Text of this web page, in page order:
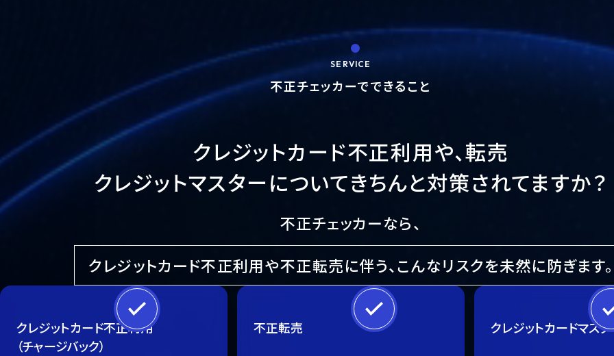
SERVICE
不正チェッカーでできること
クレジットカード不正利用や、転売
クレジットマスターについてきちんと対策されてますか？
不正チェッカーなら、
クレジットカード不正利用や不正転売に伴う、こんなリスクを未然に防ぎます。
クレジットカード不正利用
（チャージバック）
不正転売 クレジットカードマス